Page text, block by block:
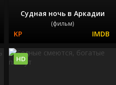
Судная ночь в Аркадии
(фильм)
HD